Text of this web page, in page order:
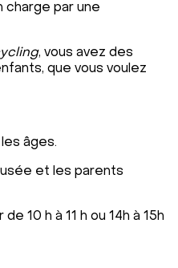
charge par une
, vous avez des
que vous voulez
âges.
et les parents
10 h à 11 h ou 14h à 15h